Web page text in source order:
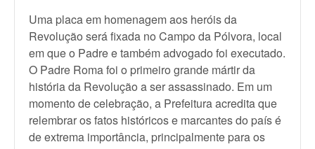
Uma placa em homenagem aos heróis da
Revolução será fixada no Campo da Pólvora, local
em que o Padre e também advogado foi executado.
O Padre Roma foi o primeiro grande mártir da
história da Revolução a ser assassinado. Em um
momento de celebração, a Prefeitura acredita que
relembrar os fatos históricos e marcantes do país é
de extrema importância, principalmente para os